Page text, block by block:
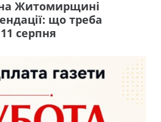
на Житомирщині
що треба
серпня